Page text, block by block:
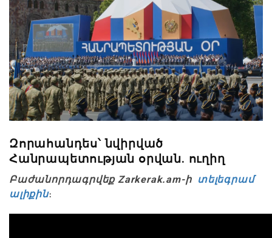
Զորահանդես՝ նվիրված
Հանրապետության օրվան. ուղիղ
Բաժանորդագրվեք Zarkerak.am-ի տելեգրամ
ալիքին։